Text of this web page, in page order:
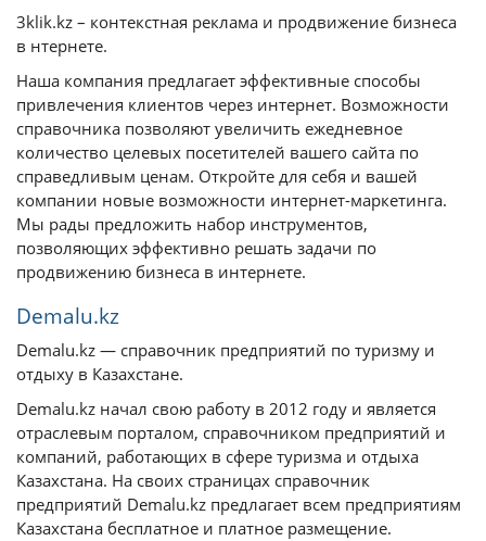
3klik.kz – контекстная реклама и продвижение бизнеса
в нтернете.
Наша компания предлагает эффективные способы
привлечения клиентов через интернет. Возможности
справочника позволяют увеличить ежедневное
количество целевых посетителей вашего сайта по
справедливым ценам. Откройте для себя и вашей
компании новые возможности интернет-маркетинга.
Мы рады предложить набор инструментов,
позволяющих эффективно решать задачи по
продвижению бизнеса в интернете.
Demalu.kz
Demalu.kz — справочник предприятий по туризму и
отдыху в Казахстане.
Demalu.kz начал свою работу в 2012 году и является
отраслевым порталом, справочником предприятий и
компаний, работающих в сфере туризма и отдыха
Казахстана. На своих страницах справочник
предприятий Demalu.kz предлагает всем предприятиям
Казахстана бесплатное и платное размещение.